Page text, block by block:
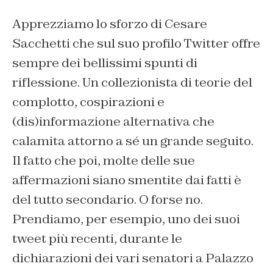
Apprezziamo lo sforzo di Cesare
Sacchetti che sul suo profilo Twitter offre
sempre dei bellissimi spunti di
riflessione. Un collezionista di teorie del
complotto, cospirazioni e
(dis)informazione alternativa che
calamita attorno a sé un grande seguito.
Il fatto che poi, molte delle sue
affermazioni siano smentite dai fatti è
del tutto secondario. O forse no.
Prendiamo, per esempio, uno dei suoi
tweet più recenti, durante le
dichiarazioni dei vari senatori a Palazzo